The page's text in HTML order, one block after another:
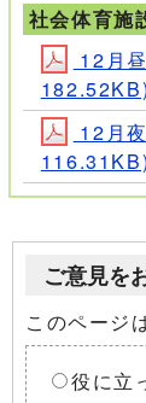
社会体育施
12月
182.52KB)
12月
116.31KB)
ご意見を
このページ
役に立